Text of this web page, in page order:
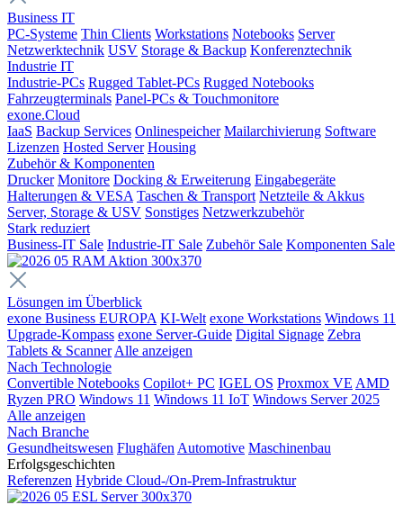
Business IT
PC-Systeme Thin Clients Workstations Notebooks Server
Netzwerktechnik USV Storage & Backup Konferenztechnik
Industrie IT
Industrie-PCs Rugged Tablet-PCs Rugged Notebooks
Fahrzeugterminals Panel-PCs & Touchmonitore
exone.Cloud
IaaS Backup Services Onlinespeicher Mailarchivierung Software
Lizenzen Hosted Server Housing
Zubehör & Komponenten
Drucker Monitore Docking & Erweiterung Eingabegeräte
Halterungen & VESA Taschen & Transport Netzteile & Akkus
Server, Storage & USV Sonstiges Netzwerkzubehör
Stark reduziert
Business-IT Sale Industrie-IT Sale Zubehör Sale Komponenten Sale
Lösungen im Überblick
exone Business EUROPA KI-Welt exone Workstations Windows 11
Upgrade-Kompass exone Server-Guide Digital Signage Zebra
Tablets & Scanner Alle anzeigen
Nach Technologie
Convertible Notebooks Copilot+ PC IGEL OS Proxmox VE AMD
Ryzen PRO Windows 11 Windows 11 IoT Windows Server 2025
Alle anzeigen
Nach Branche
Gesundheitswesen Flughäfen Automotive Maschinenbau
Erfolgsgeschichten
Referenzen Hybride Cloud-/On-Prem-Infrastruktur